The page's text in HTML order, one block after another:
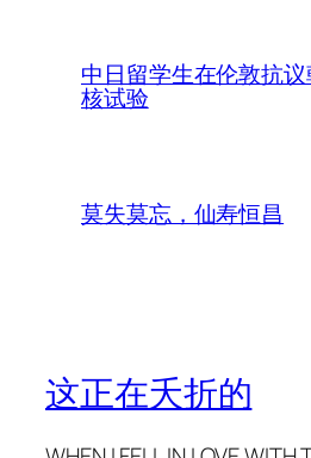
中日留学生在伦敦抗
核试验
莫失莫忘，仙寿恒昌
这正在夭折的